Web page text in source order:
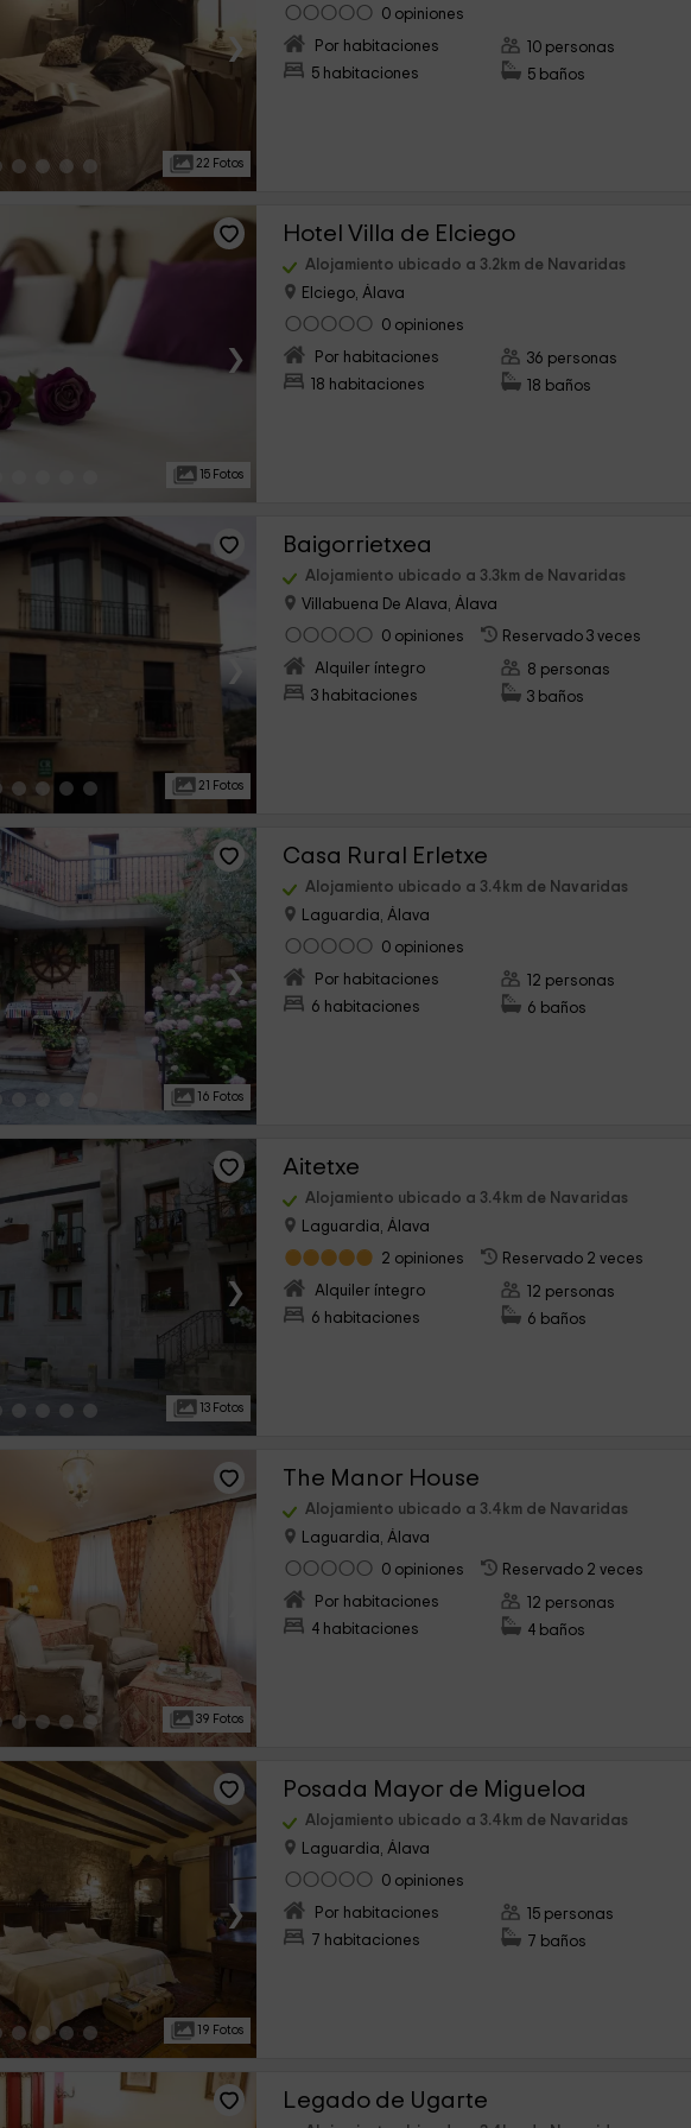
›
22 Fotos
0 opiniones
Por habitaciones
5 habitaciones
10 personas
5 baños
›
15 Fotos
Hotel Villa de Elciego
Alojamiento ubicado a 3.2km de Navaridas
Elciego, Álava
0 opiniones
Por habitaciones
18 habitaciones
36 personas
18 baños
›
21 Fotos
Baigorrietxea
Alojamiento ubicado a 3.3km de Navaridas
Villabuena De Alava, Álava
0 opiniones
Reservado 3 veces
Alquiler íntegro
3 habitaciones
8 personas
3 baños
›
16 Fotos
Casa Rural Erletxe
Alojamiento ubicado a 3.4km de Navaridas
Laguardia, Álava
0 opiniones
Por habitaciones
6 habitaciones
12 personas
6 baños
›
13 Fotos
Aitetxe
Alojamiento ubicado a 3.4km de Navaridas
Laguardia, Álava
2 opiniones
Reservado 2 veces
Alquiler íntegro
6 habitaciones
12 personas
6 baños
39 Fotos
The Manor House
Alojamiento ubicado a 3.4km de Navaridas
Laguardia, Álava
0 opiniones
Reservado 2 veces
Por habitaciones
4 habitaciones
12 personas
4 baños
›
19 Fotos
Posada Mayor de Migueloa
Alojamiento ubicado a 3.4km de Navaridas
Laguardia, Álava
0 opiniones
Por habitaciones
7 habitaciones
15 personas
7 baños
Legado de Ugarte